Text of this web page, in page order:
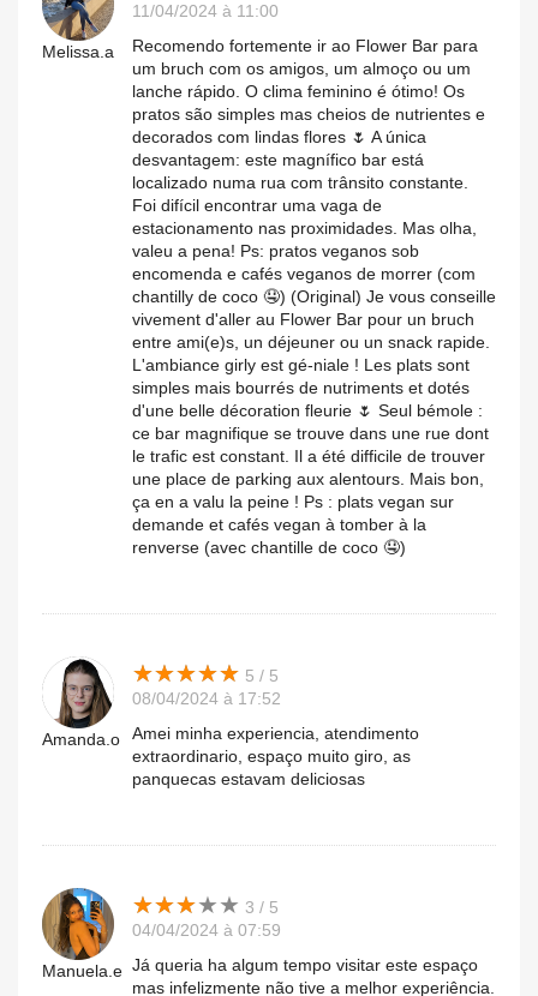
Melissa.a
11/04/2024 à 11:00
Recomendo fortemente ir ao Flower Bar para
um bruch com os amigos, um almoço ou um
lanche rápido. O clima feminino é ótimo! Os
pratos são simples mas cheios de nutrientes e
decorados com lindas flores 🌷 A única
desvantagem: este magnífico bar está
localizado numa rua com trânsito constante.
Foi difícil encontrar uma vaga de
estacionamento nas proximidades. Mas olha,
valeu a pena! Ps: pratos veganos sob
encomenda e cafés veganos de morrer (com
chantilly de coco 🤤) (Original) Je vous conseille
vivement d'aller au Flower Bar pour un bruch
entre ami(e)s, un déjeuner ou un snack rapide.
L'ambiance girly est gé-niale ! Les plats sont
simples mais bourrés de nutriments et dotés
d'une belle décoration fleurie 🌷 Seul bémole :
ce bar magnifique se trouve dans une rue dont
le trafic est constant. Il a été difficile de trouver
une place de parking aux alentours. Mais bon,
ça en a valu la peine ! Ps : plats vegan sur
demande et cafés vegan à tomber à la
renverse (avec chantille de coco 🤤)
Amanda.o
★★★★★
★★★★★ 5 / 5
08/04/2024 à 17:52
Amei minha experiencia, atendimento
extraordinario, espaço muito giro, as
panquecas estavam deliciosas
Manuela.e
★★★★★
★★★★★ 3 / 5
04/04/2024 à 07:59
Já queria ha algum tempo visitar este espaço
mas infelizmente não tive a melhor experiência.